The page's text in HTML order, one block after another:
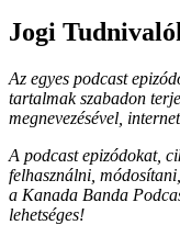
Jogi
Az egyes podcast
tartalmak szabadon
megnevezésével,
A podcast epizódokat,
felhasználni,
a Kanada Banda
lehetséges!